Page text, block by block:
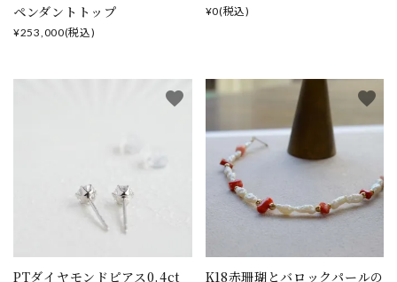
ペンダントトップ
¥253,000(税込)
¥0(税込)
PTダイヤモンドピアス0.4ct
favorite
K18赤珊瑚とバロックパールの
favorite